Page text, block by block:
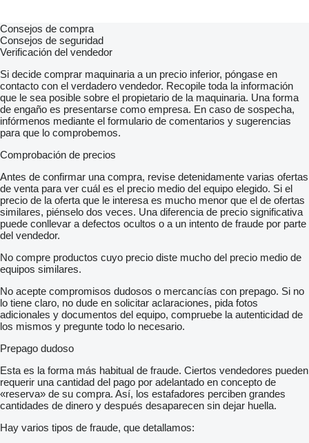
Consejos de compra
Consejos de seguridad
Verificación del vendedor
Si decide comprar maquinaria a un precio inferior, póngase en
contacto con el verdadero vendedor. Recopile toda la información
que le sea posible sobre el propietario de la maquinaria. Una forma
de engaño es presentarse como empresa. En caso de sospecha,
infórmenos mediante el formulario de comentarios y sugerencias
para que lo comprobemos.
Comprobación de precios
Antes de confirmar una compra, revise detenidamente varias ofertas
de venta para ver cuál es el precio medio del equipo elegido. Si el
precio de la oferta que le interesa es mucho menor que el de ofertas
similares, piénselo dos veces. Una diferencia de precio significativa
puede conllevar a defectos ocultos o a un intento de fraude por parte
del vendedor.
No compre productos cuyo precio diste mucho del precio medio de
equipos similares.
No acepte compromisos dudosos o mercancías con prepago. Si no
lo tiene claro, no dude en solicitar aclaraciones, pida fotos
adicionales y documentos del equipo, compruebe la autenticidad de
los mismos y pregunte todo lo necesario.
Prepago dudoso
Esta es la forma más habitual de fraude. Ciertos vendedores pueden
requerir una cantidad del pago por adelantado en concepto de
«reserva» de su compra. Así, los estafadores perciben grandes
cantidades de dinero y después desaparecen sin dejar huella.
Hay varios tipos de fraude, que detallamos: